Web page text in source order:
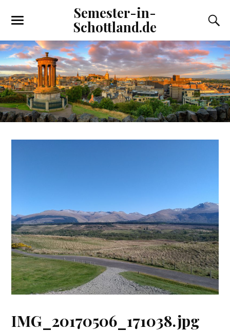
Semester-in-
Schottland.de
IMG_20170506_171038.jpg